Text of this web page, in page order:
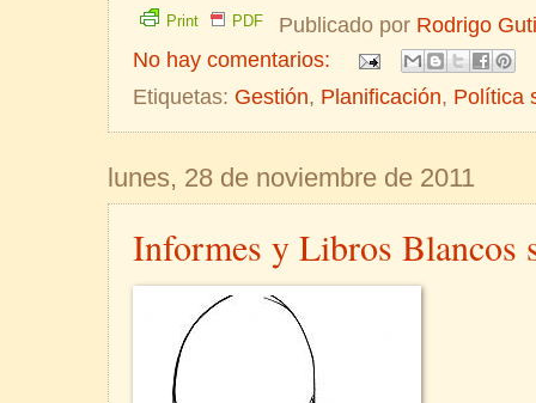
Print PDF Publicado por Rodrigo
No hay comentarios:
Etiquetas: Gestión, Planificación, Política
lunes, 28 de noviembre de 2011
Informes y Libros Blancos